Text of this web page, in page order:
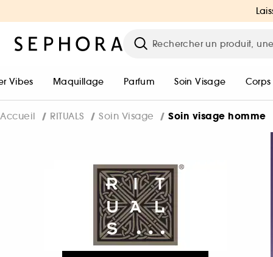
Vibes Maquillage Parfum Soin Visage Corps
Accueil RITUALS Soin Visage Soin visage homme